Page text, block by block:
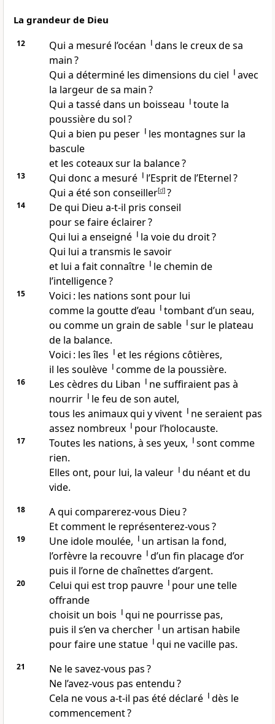
La grandeur de Dieu
12
Qui a mesuré l’océan ╵dans le creux de sa
main ?
Qui a déterminé les dimensions du ciel ╵avec
la largeur de sa main ?
Qui a tassé dans un boisseau ╵toute la
poussière du sol ?
Qui a bien pu peser ╵les montagnes sur la
bascule
et les coteaux sur la balance ?
13
Qui donc a mesuré ╵l’Esprit de l’Eternel ?
Qui a été son conseiller[d]?
14
De qui Dieu a-t-il pris conseil
pour se faire éclairer ?
Qui lui a enseigné ╵la voie du droit ?
Qui lui a transmis le savoir
et lui a fait connaître ╵le chemin de
l’intelligence ?
15
Voici : les nations sont pour lui
comme la goutte d’eau ╵tombant d’un seau,
ou comme un grain de sable ╵sur le plateau
de la balance.
Voici : les îles ╵et les régions côtières,
il les soulève ╵comme de la poussière.
16
Les cèdres du Liban ╵ne suffiraient pas à
nourrir ╵le feu de son autel,
tous les animaux qui y vivent ╵ne seraient pas
assez nombreux ╵pour l’holocauste.
17
Toutes les nations, à ses yeux, ╵sont comme
rien.
Elles ont, pour lui, la valeur ╵du néant et du
vide.
18
A qui comparerez-vous Dieu ?
Et comment le représenterez-vous ?
19
Une idole moulée, ╵un artisan la fond,
l’orfèvre la recouvre ╵d’un fin placage d’or
puis il l’orne de chaînettes d’argent.
20
Celui qui est trop pauvre ╵pour une telle
offrande
choisit un bois ╵qui ne pourrisse pas,
puis il s’en va chercher ╵un artisan habile
pour faire une statue ╵qui ne vacille pas.
21
Ne le savez-vous pas ?
Ne l’avez-vous pas entendu ?
Cela ne vous a-t-il pas été déclaré ╵dès le
commencement ?